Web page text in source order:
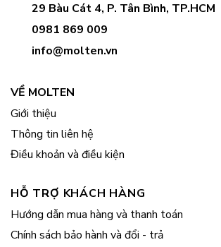
29 Bàu Cát 4, P. Tân Bình, TP.HCM
0981 869 009
info@molten.vn
VỀ MOLTEN
Giới thiệu
Thông tin liên hệ
Điều khoản và điều kiện
HỖ TRỢ KHÁCH HÀNG
Hướng dẫn mua hàng và thanh toán
Chính sách bảo hành và đổi - trả